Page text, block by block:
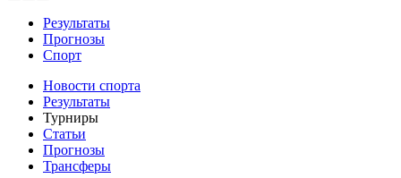
Результаты
Прогнозы
Спорт
Новости спорта
Результаты
Турниры
Статьи
Прогнозы
Трансферы